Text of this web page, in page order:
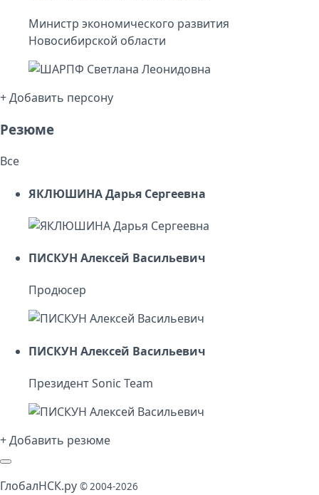
Министр экономического развития
Новосибирской области
+ Добавить персону
Резюме
Все
ЯКЛЮШИНА Дарья Сергеевна
ПИСКУН Алексей Васильевич
Продюсер
ПИСКУН Алексей Васильевич
Президент Sonic Team
+ Добавить резюме
ГлобалНСК.py © 2004-2026